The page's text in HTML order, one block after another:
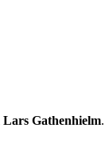
Lars Gathenhielm.